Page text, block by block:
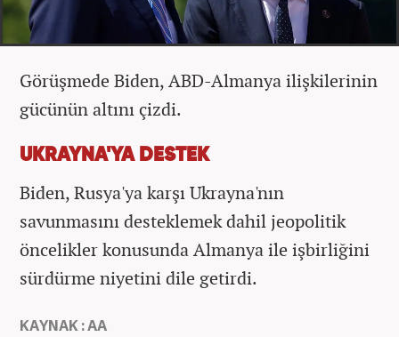
Görüşmede Biden, ABD-Almanya ilişkilerinin
gücünün altını çizdi.
UKRAYNA'YA DESTEK
Biden, Rusya'ya karşı Ukrayna'nın
savunmasını desteklemek dahil jeopolitik
öncelikler konusunda Almanya ile işbirliğini
sürdürme niyetini dile getirdi.
KAYNAK : AA